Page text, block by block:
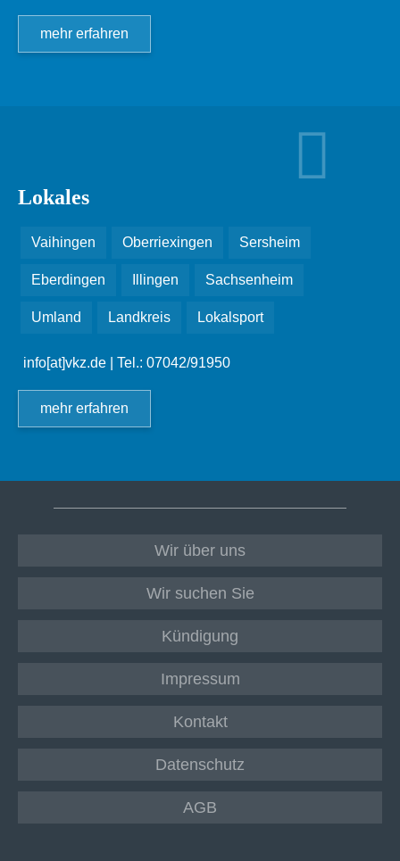
mehr erfahren
Lokales
Vaihingen Oberriexingen Sersheim
Eberdingen Illingen Sachsenheim
Umland Landkreis Lokalsport
info[at]vkz.de | Tel.: 07042/91950
mehr erfahren
Wir über uns
Wir suchen Sie
Kündigung
Impressum
Kontakt
Datenschutz
AGB